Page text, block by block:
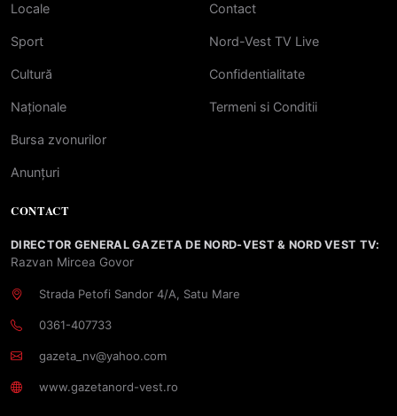
Locale
Sport
Cultură
Naționale
Bursa zvonurilor
Anunțuri
Contact
Nord-Vest TV Live
Confidentialitate
Termeni si Conditii
CONTACT
DIRECTOR GENERAL GAZETA DE NORD-VEST & NORD VEST TV:
Razvan Mircea Govor
Strada Petofi Sandor 4/A, Satu Mare
0361-407733
gazeta_nv@yahoo.com
www.gazetanord-vest.ro